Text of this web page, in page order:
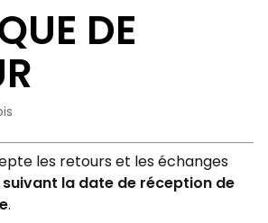
DE
les retours et les échanges
suivant la date de réception de
.